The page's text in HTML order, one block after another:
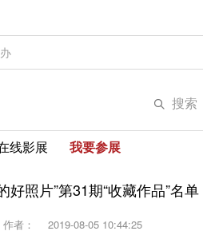
搜索
线影展 我要参展
好照片”第31期“收藏作品”名单
作者： 2019-08-05 10:44:25